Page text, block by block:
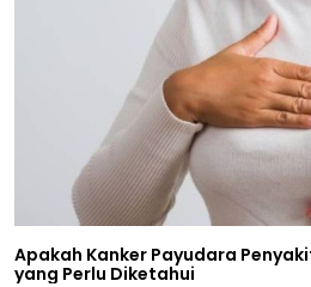
Apakah Kanker Payudara
yang Perlu Diketahui